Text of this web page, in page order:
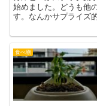
始めました。どうも他
す。なんかサプライズ
食べ物